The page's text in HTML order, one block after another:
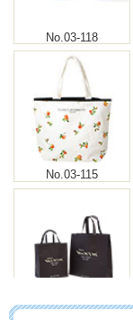
No.03-118
No.03-115
No.03-112